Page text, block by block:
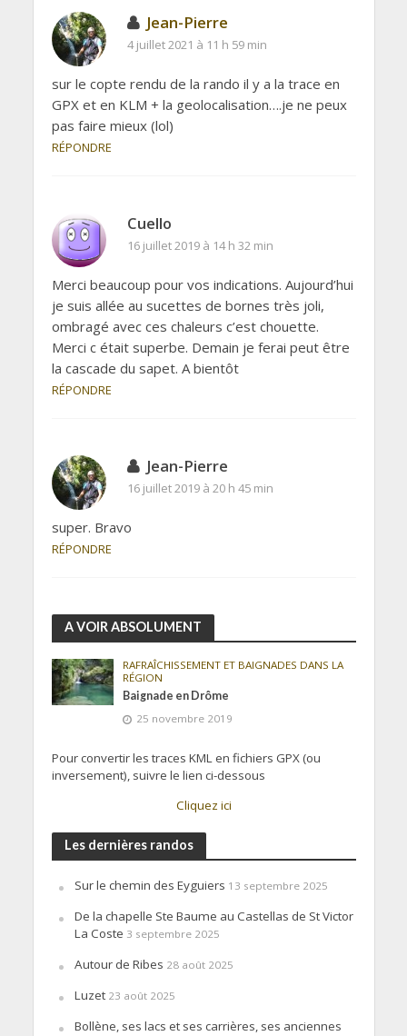
Jean-Pierre
4 juillet 2021 à 11 h 59 min
sur le copte rendu de la rando il y a la trace en
GPX et en KLM + la geolocalisation….je ne peux
pas faire mieux (lol)
RÉPONDRE
Cuello
16 juillet 2019 à 14 h 32 min
Merci beaucoup pour vos indications. Aujourd’hui
je suis allée au sucettes de bornes très joli,
ombragé avec ces chaleurs c’est chouette.
Merci c était superbe. Demain je ferai peut être
la cascade du sapet. A bientôt
RÉPONDRE
Jean-Pierre
16 juillet 2019 à 20 h 45 min
super. Bravo
RÉPONDRE
A VOIR ABSOLUMENT
RAFRAÎCHISSEMENT ET BAIGNADES DANS LA
RÉGION
Baignade en Drôme
25 novembre 2019
Pour convertir les traces KML en fichiers GPX (ou
inversement), suivre le lien ci-dessous
Cliquez ici
Les dernières randos
Sur le chemin des Eyguiers 13 septembre 2025
De la chapelle Ste Baume au Castellas de St Victor
La Coste 3 septembre 2025
Autour de Ribes 28 août 2025
Luzet 23 août 2025
Bollène, ses lacs et ses carrières, ses anciennes